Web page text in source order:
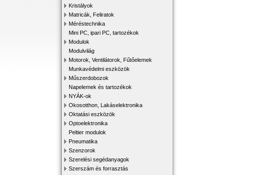
Kristályok
Matricák, Feliratok
Méréstechnika
Mini PC, ipari PC, tartozékok
Modulok
Modulvilág
Motorok, Ventilátorok, Fűtőelemek
Munkavédelmi eszközök
Műszerdobozok
Napelemek és tartozékok
NYÁK-ok
Okosotthon, Lakáselektronika
Oktatási eszközök
Optoelektronika
Peltier modulok
Pneumatika
Szenzorok
Szerelési segédanyagok
Szerszám és forrasztás